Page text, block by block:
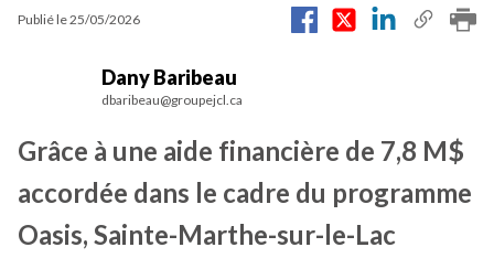
Publié le25/05/2026
Dany Baribeau
dbaribeau@groupejcl.ca
Grâce à une aide financière de 7,8 M$
accordée dans le cadre du programme
Oasis, Sainte-Marthe-sur-le-Lac